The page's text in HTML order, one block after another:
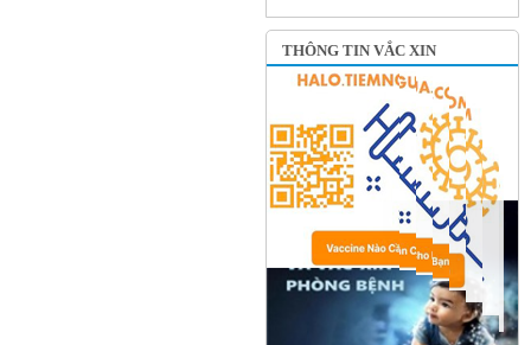
THÔNG TIN VẮC XIN